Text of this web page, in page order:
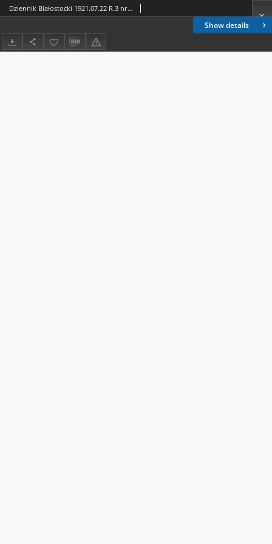
Show details
Dziennik Białostocki 1921.07.22 R.3 nr 161